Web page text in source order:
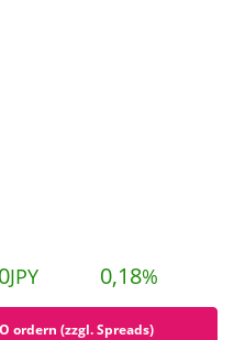
JPY 0,18%
ordern (zzgl. Spreads)